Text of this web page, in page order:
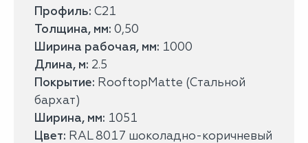
Профиль: С21
Толщина, мм: 0,50
Ширина рабочая, мм: 1000
Длина, м: 2.5
Покрытие: RooftopMatte (Стальной
бархат)
Ширина, мм: 1051
Цвет: RAL 8017 шоколадно-коричневый